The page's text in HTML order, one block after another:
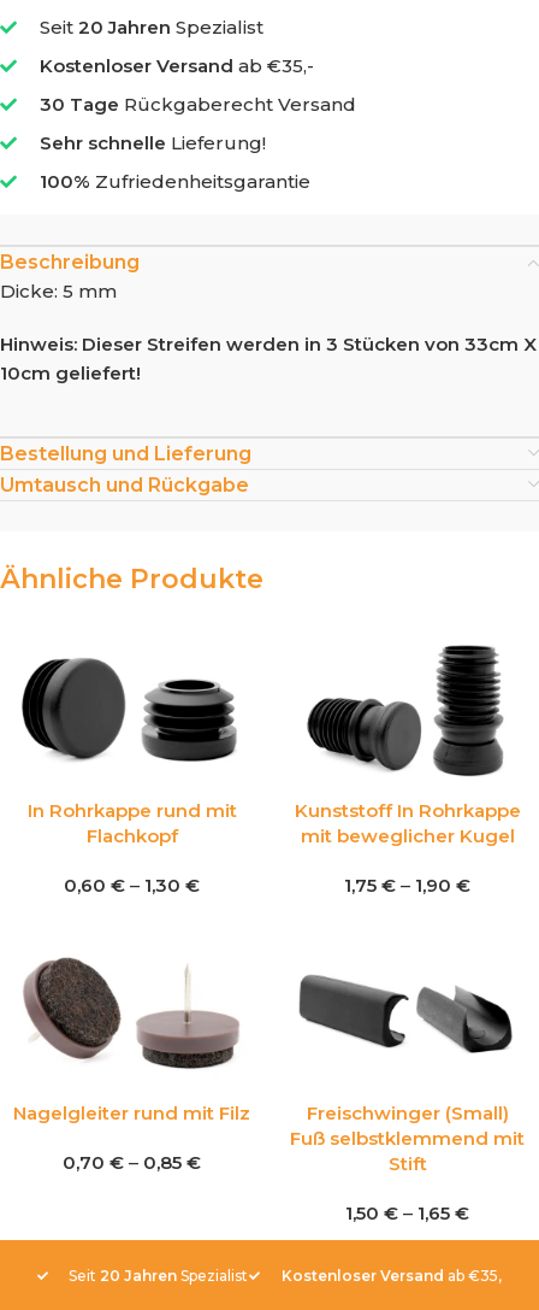
Seit 20 Jahren Spezialist
Kostenloser Versand ab €35,-
30 Tage Rückgaberecht Versand
Sehr schnelle Lieferung!
100% Zufriedenheitsgarantie
Beschreibung
Dicke: 5 mm
Hinweis: Dieser Streifen werden in 3 Stücken von 33cm X
10cm geliefert!
Bestellung und Lieferung
Umtausch und Rückgabe
Ähnliche Produkte
In Rohrkappe rund mit
Flachkopf
0,60 € – 1,30 €
Kunststoff In Rohrkappe
mit beweglicher Kugel
1,75 € – 1,90 €
Nagelgleiter rund mit Filz
0,70 € – 0,85 €
Freischwinger (Small)
Fuß selbstklemmend mit
Stift
1,50 € – 1,65 €
Seit 20 Jahren Spezialist Kostenloser Versand ab €35,-